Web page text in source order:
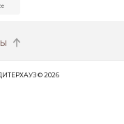
© 2026